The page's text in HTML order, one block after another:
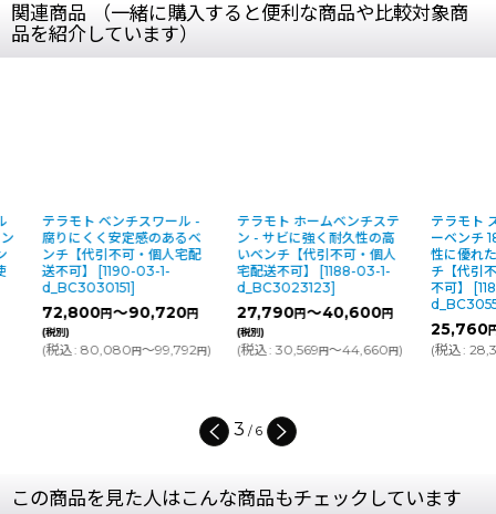
関連商品 （一緒に購入すると便利な商品や比較対象商
品を紹介しています）
テラモト ベンチスワール -
腐りにくく安定感のあるベ
ンチ【代引不可・個人宅配
送不可】 [1190-03-1-
d_BC3030151]
72,800円～90,720円
(税別)
税込: 80,080円～99,792円)
テラモト ホームベンチステ
ン - サビに強く耐久性の高
いベンチ【代引不可・個人
宅配送不可】 [1188-03-1-
d_BC3023123]
27,790円～40,600円
(税別)
税込: 30,569 円～44,660円)
テラモト ス
ーベンチ
性に優れた折
チ【代引不可
不可】 [1186-
d_BC3055183
25,760円(税
税込: 28,336
3 / 6
この商品を見た人はこんな商品もチェックしています